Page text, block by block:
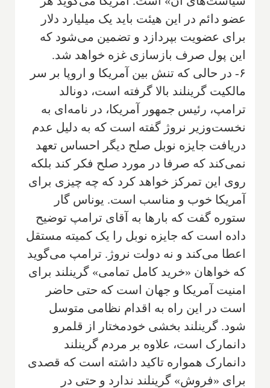
عضو دائم در این هیئت باید یک میلیارد دلار
برای عضویت بپردازد و تضمین می‌شود که
این پول صرف بازسازی غزه خواهد شد.
۶- در حالی که تنش بین آمریکا و اروپا بر سر
مالکیت گرینلند بالا گرفته است، دونالد
ترامپ، رئیس جمهور آمریکا، در نامه‌ای به
نخست‌وزیر نروژ گفته است که به دلیل عدم
دریافت جایزه نوبل صلح دیگر احساس تعهد
نمی‌کند که صرفا در مورد صلح فکر کند بلکه
روی این تمرکز خواهد کرد که چه چیزی برای
آمریکا خوب و مناسب است. یوناس گار
ستوره گفت که بارها به آقای ترامپ توضیح
داده است که جایزه نوبل را یک کمیته مستقل
اعطا می‌کند و نه دولت نروژ. ترامپ می‌گوید
که خواهان «خرید کامل تمامی» گرینلند برای
امنیت آمریکا و جهان است که حتی حاضر
است در این راه به اقدام نظامی متوسل
شود. گرینلند بخشی خودمختار از قلمرو
دانمارک است، علاوه بر مردم گرینلند
دانمارک همواره تاکید داشته است که قصدی
برای «فروش» گرینلند ندارد و حتی در